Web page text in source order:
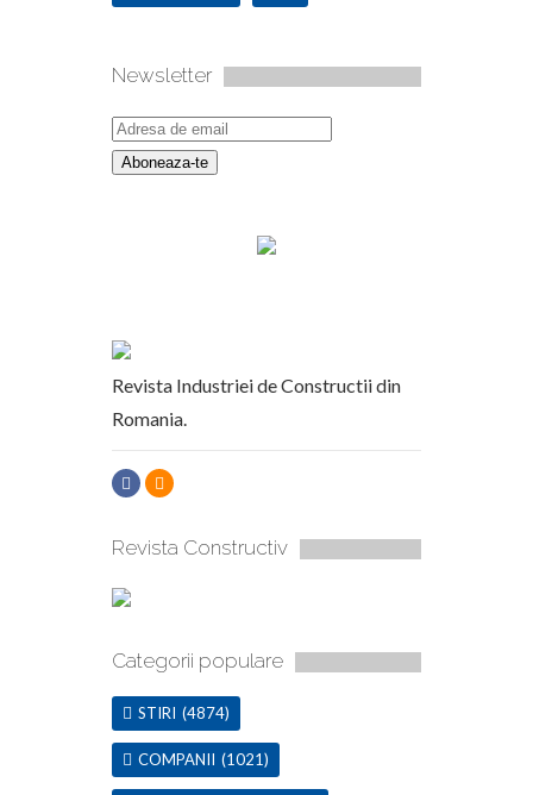
Newsletter
Revista Industriei de Constructii din
Romania.
Revista Constructiv
Categorii populare
STIRI (4874)
COMPANII (1021)